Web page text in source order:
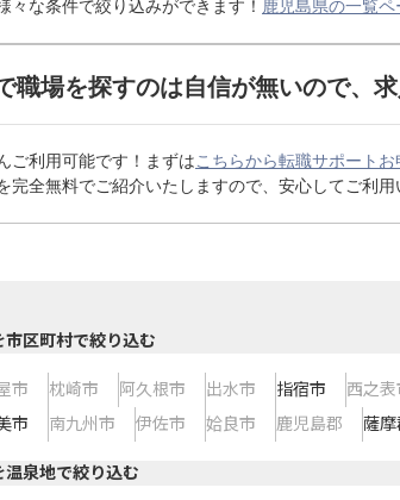
々な条件で絞り込みができます！ 鹿児島県の一覧ペ
職場を探すのは自信が無いので、
ご利用可能です！まずはこちらから転職サポート
完全無料でご紹介いたしますので、安心してご利用
区町村で絞り込む
市 枕崎市 阿久根市 出水市 指宿市 西之表
市 南九州市 伊佐市 姶良市 鹿児島郡 薩摩
泉地で絞り込む